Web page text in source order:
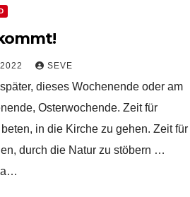
SEVE
dieses Wochenende oder am
Osterwochende. Zeit für
in die Kirche zu gehen. Zeit für
durch die Natur zu stöbern …